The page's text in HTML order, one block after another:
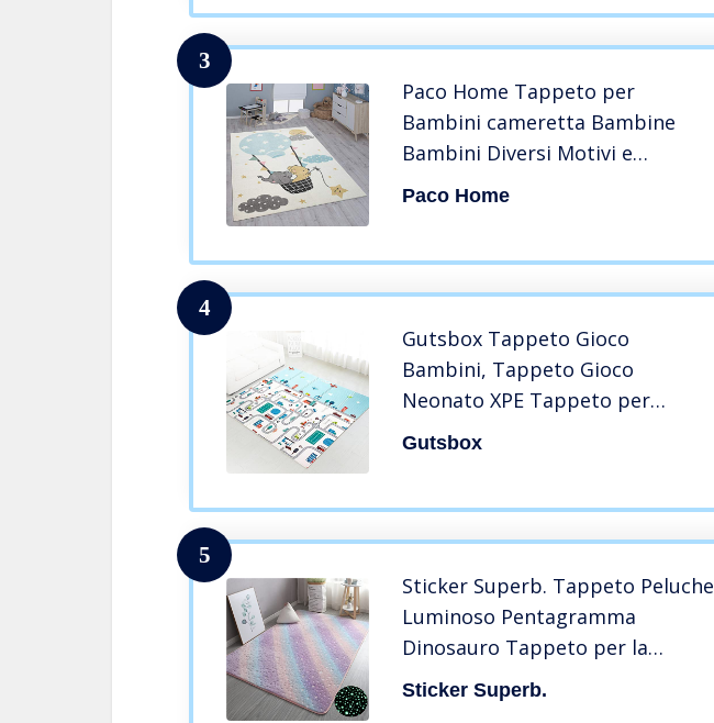
3
Paco Home Tappeto per
Bambini cameretta Bambine
Bambini Diversi Motivi e
Dimensioni, Dimensione:120×160
Paco Home
4
Gutsbox Tappeto Gioco
Bambini, Tappeto Gioco
Neonato XPE Tappeto per
Bambini Doppio Lato Tappeti
Gutsbox
5
Sticker Superb. Tappeto Peluche
Luminoso Pentagramma
Dinosauro Tappeto per la
Cameretta dei Bambini Lavabile
Tappeto Spesso Luminoso
Sticker Superb.